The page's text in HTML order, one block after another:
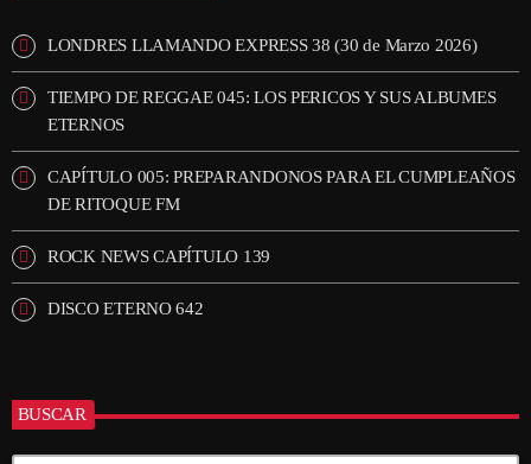
LONDRES LLAMANDO EXPRESS 38 (30 de Marzo 2026)
TIEMPO DE REGGAE 045: LOS PERICOS Y SUS ALBUMES
ETERNOS
CAPÍTULO 005: PREPARANDONOS PARA EL CUMPLEAÑOS
DE RITOQUE FM
ROCK NEWS CAPÍTULO 139
DISCO ETERNO 642
BUSCAR